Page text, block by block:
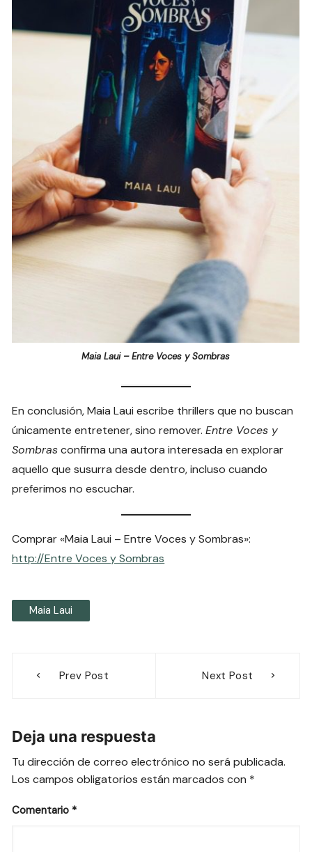
Maia Laui – Entre Voces y Sombras
En conclusión, Maia Laui escribe thrillers que no buscan
únicamente entretener, sino remover.Entre Voces y
Sombrasconfirma una autora interesada en explorar
aquello que susurra desde dentro, incluso cuando
preferimos no escuchar.
Comprar «Maia Laui – Entre Voces y Sombras»:
http://Entre Voces y Sombras
Maia Laui
Prev Post Next Post
Deja una respuesta
Tu dirección de correo electrónico no será publicada.
Los campos obligatorios están marcados con *
Comentario *